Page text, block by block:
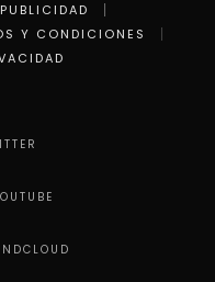
PUBLICIDAD
Y CONDICIONES